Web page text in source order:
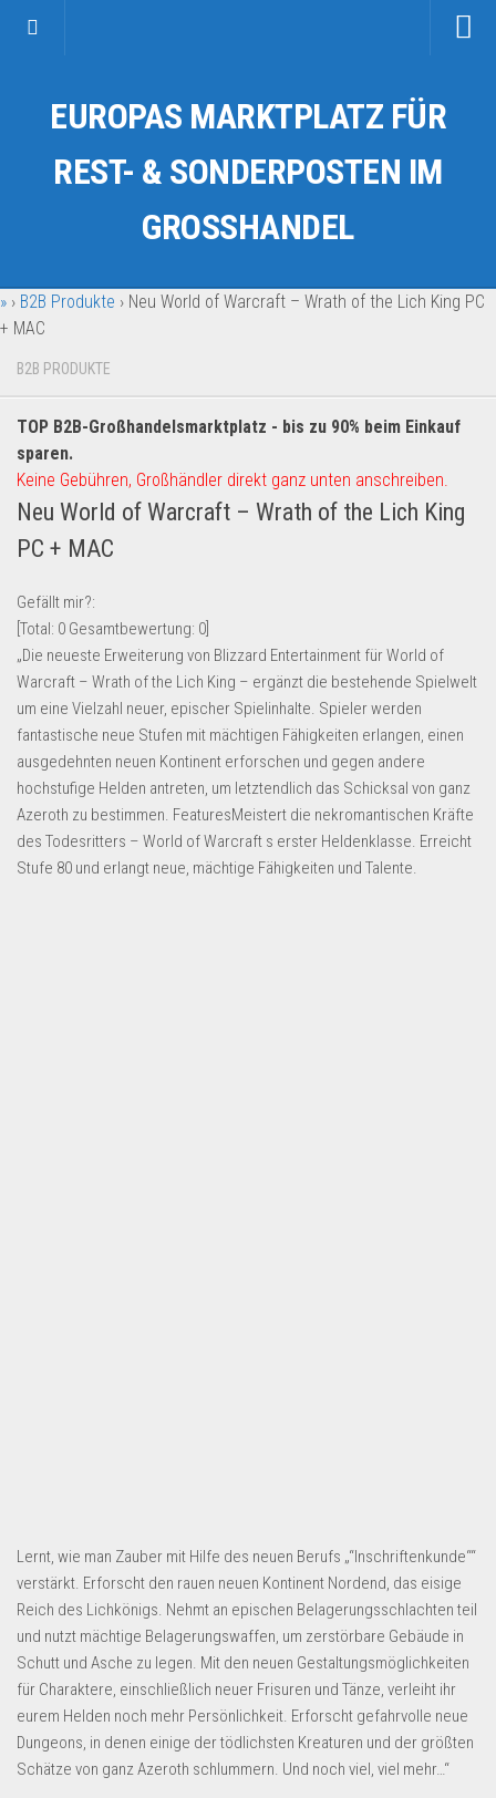
Kategorien
Auto & Motorrad
Fahrzeuge & Transport
Garten & Werkzeug
Geschenkartikel
Handy und Smartphone
Kosmetik & Pflege
Lebensmittel & Getränke
Multimedia & Elektro
Münzen
Spielzeug & Games
Schuhe & Accessoires
Sport & Freizeit
Uhren & Schmuck
Wohnen & Einrichten
Restposten-Angebote
Restposten für Privatpersonen
EUROPAS MARKTPLATZ FÜR
REST- & SONDERPOSTEN IM
GROSSHANDEL
» › B2B Produkte › Neu World of Warcraft – Wrath of the Lich King PC
+ MAC
B2B PRODUKTE
TOP B2B-Großhandelsmarktplatz - bis zu 90% beim Einkauf
sparen.
Keine Gebühren, Großhändler direkt ganz unten anschreiben.
Neu World of Warcraft – Wrath of the Lich King
PC + MAC
Gefällt mir?:
[Total: 0 Gesamtbewertung: 0
„Die neueste Erweiterung von Blizzard Entertainment für World of
Warcraft – Wrath of the Lich King – ergänzt die bestehende Spielwelt
um eine Vielzahl neuer, epischer Spielinhalte. Spieler werden
fantastische neue Stufen mit mächtigen Fähigkeiten erlangen, einen
ausgedehnten neuen Kontinent erforschen und gegen andere
hochstufige Helden antreten, um letztendlich das Schicksal von ganz
Azeroth zu bestimmen. FeaturesMeistert die nekromantischen Kräfte
des Todesritters – World of Warcraft s erster Heldenklasse. Erreicht
Stufe 80 und erlangt neue, mächtige Fähigkeiten und Talente.
Lernt, wie man Zauber mit Hilfe des neuen Berufs „“Inschriftenkunde““
verstärkt. Erforscht den rauen neuen Kontinent Nordend, das eisige
Reich des Lichkönigs. Nehmt an epischen Belagerungsschlachten teil
und nutzt mächtige Belagerungswaffen, um zerstörbare Gebäude in
Schutt und Asche zu legen. Mit den neuen Gestaltungsmöglichkeiten
für Charaktere, einschließlich neuer Frisuren und Tänze, verleiht ihr
eurem Helden noch mehr Persönlichkeit. Erforscht gefahrvolle neue
Dungeons, in denen einige der tödlichsten Kreaturen und der größten
Schätze von ganz Azeroth schlummern. Und noch viel, viel mehr…“